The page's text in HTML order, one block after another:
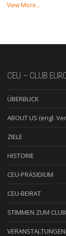
View More…
CEU – CLUB
ÜBERBLICK
ABOUT US (engl.
ZIELE
HISTORIE
CEU-PRÄSIDIUM
CEU-BEIRAT
STIMMEN ZUM CLUB
VERANSTALTUNGEN